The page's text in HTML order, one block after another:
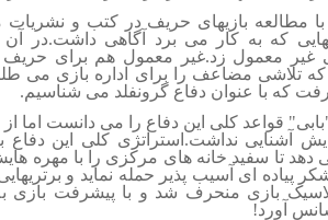
مطالعه بازیهای حریف در کتب و
که به کار می برد آگاهی
غیر معمول زد.غیر معمول هم برای حریف
تلاشی مضاعف را برای اداره بازی می
که با عنوان دفاع گرونفلد می شناسیم.
قواعد کلی این دفاع را می دانست اما از
آشنایی نداشت.استراتژی کلی این دفاع
دهد تا سفید خانه های مرکزی را با مهره
پیاده ای آسیب پذیر حمله نماید و
بازی منحرف شد و با پیشرفت بازی
آورد!